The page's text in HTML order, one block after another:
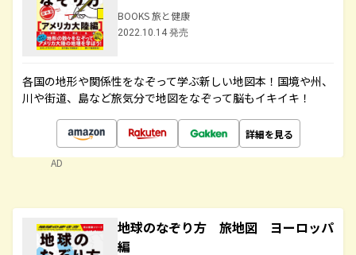
BOOKS 旅と健康
2022.10.14 発売
各国の地形や関係性をなぞって学ぶ新しい地図本！国境や州、
川や街道、島など旅気分で地図をなぞって脳もイキイキ！
詳細を見る
AD
地球のなぞり方 旅地図 ヨーロッパ
編